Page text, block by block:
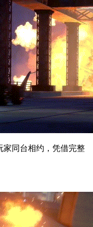
家同台相约，凭借完整